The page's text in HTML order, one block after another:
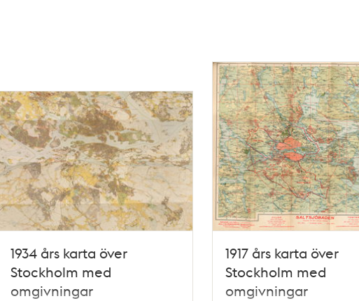
1934 års karta över
Stockholm med
omgivningar
1917 års karta över
Stockholm med
omgivningar